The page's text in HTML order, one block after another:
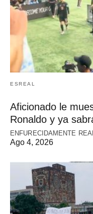
ESREAL
Aficionado le
Ronaldo y ya
ENFURECIDAMENTE REAL
Ago 4, 2026